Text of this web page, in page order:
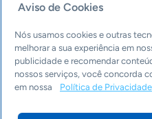
Economia & Política
Inovação &
Cultura
Dados
Arquivo
Aviso de Cookies
Nós usamos cookies e outras
melhorar a sua experiência em
publicidade e recomendar
nossos serviços, você concorda
em nossa
Política de Privacidade